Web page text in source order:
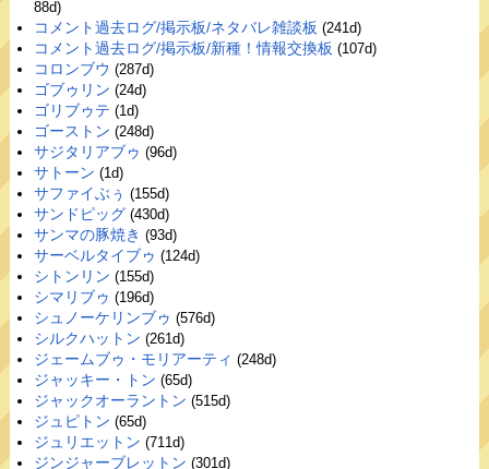
88d)
コメント過去ログ/掲示板/ネタバレ雑談板 (241d)
コメント過去ログ/掲示板/新種！情報交換板 (107d)
コロンブウ (287d)
ゴブゥリン (24d)
ゴリブゥテ (1d)
ゴーストン (248d)
サジタリアブゥ (96d)
サトーン (1d)
サファイぶぅ (155d)
サンドピッグ(430d)
サンマの豚焼き (93d)
サーベルタイブゥ (124d)
シトンリン (155d)
シマリブゥ (196d)
シュノーケリンブゥ (576d)
シルクハットン (261d)
ジェームブゥ・モリアーティ (248d)
ジャッキー・トン (65d)
ジャックオーラントン (515d)
ジュピトン (65d)
ジュリエットン (711d)
ジンジャーブレットン (301d)